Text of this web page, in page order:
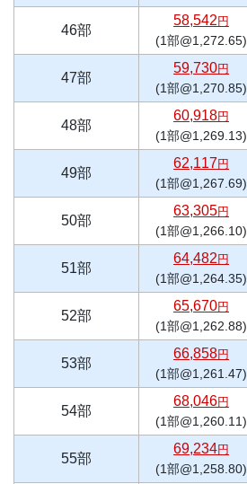
46部
58,542 円
(1部@1,272.65)
47部
59,730円
(1部@1,270.85)
48部
60,918円
(1部@1,269.13)
49部
62,117円
(1部@1,267.69)
50部
63,305円
(1部@1,266.10)
51部
64,482 円
(1部@1,264.35)
52部
65,670円
(1部@1,262.88)
53部
66,858円
(1部@1,261.47)
54部
68,046円
(1部@1,260.11)
55部
69,234円
(1部@1,258.80)